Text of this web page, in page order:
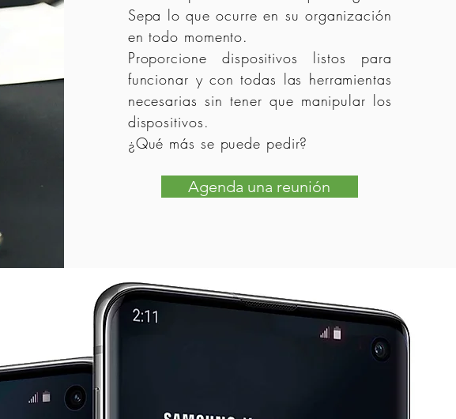
Sepa lo que ocurre en su organización
en todo momento.
Proporcione dispositivos listos para
funcionar y con todas las herramientas
necesarias sin tener que manipular los
dispositivos.
¿Qué más se puede pedir?
Agenda una reunión